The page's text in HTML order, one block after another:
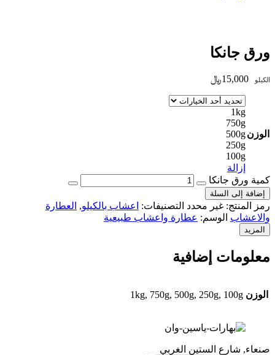
ورق جانكا
الكيلو 15,000﷼
الوزن
1kg
750g
500g
250g
100g
إزالة
كمية ورق جانكا
إضافة إلى السلة
رمز المنتج: غير محدد التصنيفات: اعشاب بالكيلو, العطارة
والاعشاب الوسم: عطارة واعشاب طبيعية
المزيد
معلومات إضافية
الوزن 1kg, 750g, 500g, 250g, 100g
صنعاء, شارع الستين الغربي